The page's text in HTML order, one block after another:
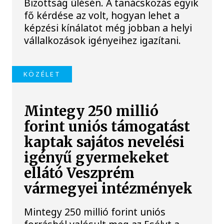
fő kérdése az volt, hogyan lehet a
képzési kínálatot még jobban a helyi
vállalkozások igényeihez igazítani.
KÖZÉLET
Mintegy 250 millió
forint uniós támogatást
kaptak sajátos nevelési
igényű gyermekeket
ellátó Veszprém
vármegyei intézmények
Mintegy 250 millió forint uniós